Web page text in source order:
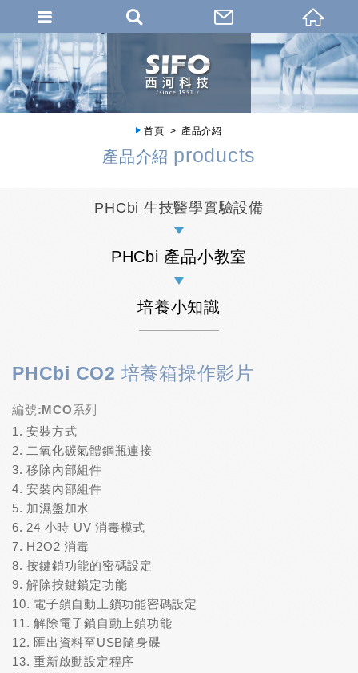
首頁 產品介紹
產品介紹 products
PHCbi 生技醫學實驗設備
PHCbi 產品小教室
培養小知識
PHCbi CO2 培養箱操作影片
編號:MCO系列
1. 安裝方式
2. 二氧化碳氣體鋼瓶連接
3. 移除內部組件
4. 安裝內部組件
5. 加濕盤加水
6. 24 小時 UV 消毒模式
7. H2O2 消毒
8. 按鍵鎖功能的密碼設定
9. 解除按鍵鎖定功能
10. 電子鎖自動上鎖功能密碼設定
11. 解除電子鎖自動上鎖功能
12. 匯出資料至USB隨身碟
13. 重新啟動設定程序